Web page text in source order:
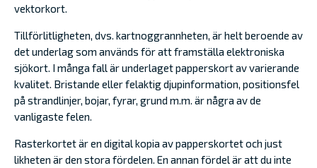
vektorkort.
Tillförlitligheten, dvs. kartnoggrannheten, är helt beroende av
det underlag som används för att framställa elektroniska
sjökort. I många fall är underlaget papperskort av varierande
kvalitet. Bristande eller felaktig djupinformation, positionsfel
på strandlinjer, bojar, fyrar, grund m.m. är några av de
vanligaste felen.
Rasterkortet är en digital kopia av papperskortet och just
likheten är den stora fördelen. En annan fördel är att du inte